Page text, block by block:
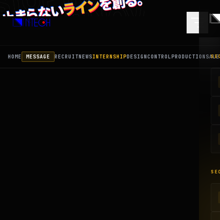
止まらないライン
INNOVATION
HOME MESSAGE RECRUITNEWSINTERNSHIPDESIGNCONTROLPRODUCTION